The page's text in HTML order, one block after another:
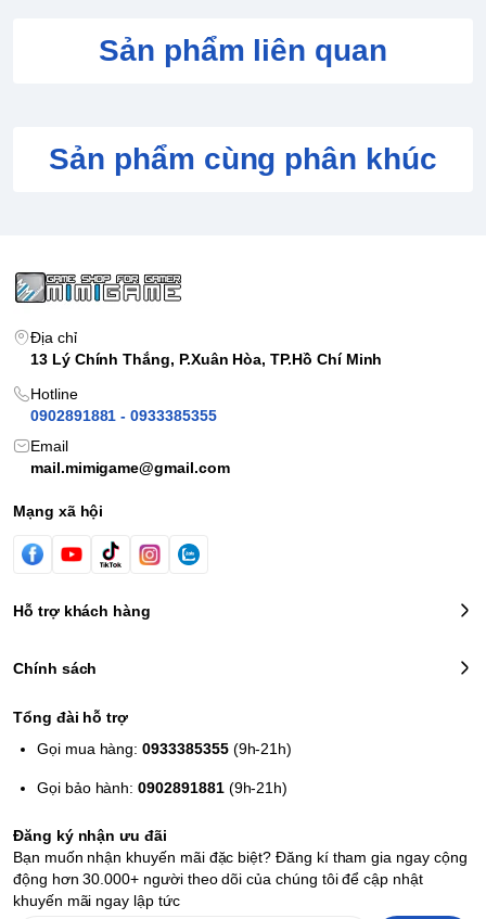
Sản phẩm liên quan
Sản phẩm cùng phân khúc
Địa chỉ
13 Lý Chính Thắng, P.Xuân Hòa, TP.Hồ Chí Minh
Hotline
0902891881 - 0933385355
Email
mail.mimigame@gmail.com
Mạng xã hội
Hỗ trợ khách hàng
Chính sách
Tổng đài hỗ trợ
Gọi mua hàng:0933385355(9h-21h)
Gọi bảo hành:0902891881(9h-21h)
Đăng ký nhận ưu đãi
Bạn muốn nhận khuyến mãi đặc biệt? Đăng kí tham gia ngay cộng
động hơn 30.000+ người theo dõi của chúng tôi để cập nhật
khuyến mãi ngay lập tức